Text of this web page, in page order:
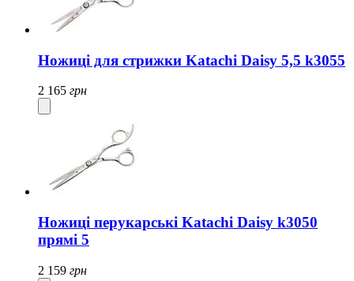
Ножиці для стрижки Katachi Daisy 5,5 k3055
2 165 грн
Ножиці перукарські Katachi Daisy k3050
прямі 5
2 159 грн